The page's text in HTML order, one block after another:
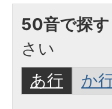
50音で探す
さい
あ行
か